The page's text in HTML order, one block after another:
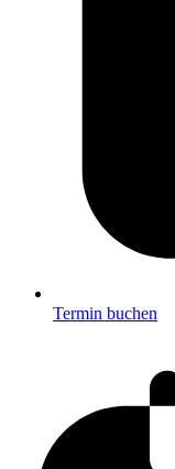
Termin buchen